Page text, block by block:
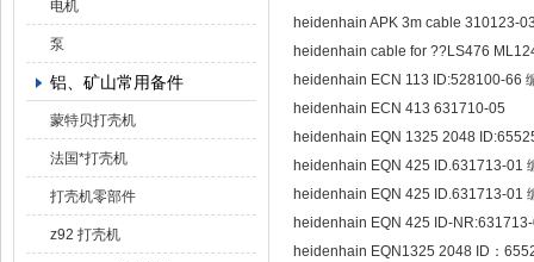
电机
泵
铝、矿山常用备件
蒙特贝打壳机
法国*打壳机
打壳机零部件
z92 打壳机
heidenhain APK 3m cable 310123-
heidenhain cable for ??LS476
heidenhain ECN 113 ID:528100-66
heidenhain ECN 413 631710-05
heidenhain EQN 1325 2048
heidenhain EQN 425 ID.631713-01
heidenhain EQN 425 ID.631713-01
heidenhain EQN 425 ID-
heidenhain EQN1325 2048 ID：